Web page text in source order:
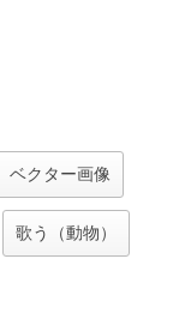
ベクター画像
歌う（動物）